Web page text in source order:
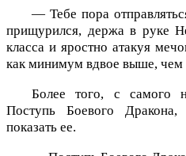
— Тебе пора
прищурился, держа в руке
класса и яростно атакуя
как минимум вдвое выше, чем
Более того, с самого
Поступь Боевого
показать ее.